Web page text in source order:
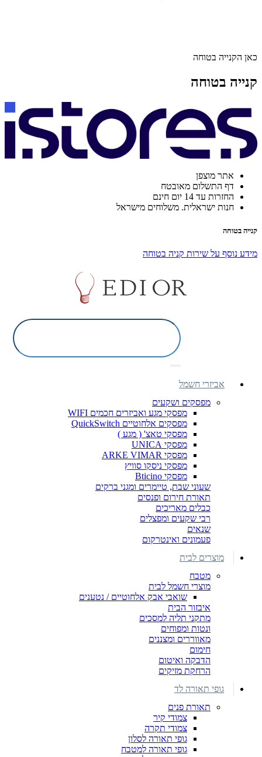
כאן הקנייה בטוחה
קנייה בטוחה
אתר מוצפן
דף התשלום מאובטח
החזרות עד 14 יום חינם
חנות ישראלית. משלוחים מישראל
קנייה בטוחה
מידע נוסף על שירות קניה בטוחה
אביזרי חשמל
מפסקים ושקעים
מפסקי מגע ואביזרים חכמים WIFI
מפסקים אלחוטיים QuickSwitch
מפסקי טאצ' ( מגע )
מפסקי UNICA
מפסקי ARKE VIMAR
מפסקי ניסקו סוויץ
מפסקי Bticino
שעוני שבת, טיימרים ומגני ברקים
תאורת חירום ופנסים
כבלים מאריכים
רבי שקעים ומפצלים
שנאים
פעמונים ואינטרקום
מוצרים לבית
מטבח
מוצרי חשמל לבית
שואבי אבק אלחוטיים / נטענים
איבזור הבית
מתקני תליה למסכים
ונטות ומפוחים
מאווררים ומצננים
חימום
הדבקה ואיטום
הרחקת מזיקים
גופי תאורה לד
תאורת פנים
צמודי קיר
צמודי תקרה
גופי תאורה לסלון
גופי תאורה למטבח